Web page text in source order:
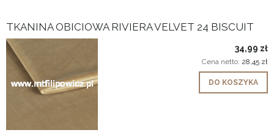
TKANINA OBICIOWA RIVIERA VELVET 24 BISCUIT
34,99 zł
Cena netto: 28,45 zł
DO KOSZYKA